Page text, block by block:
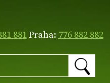
881Praha: 776 882 882